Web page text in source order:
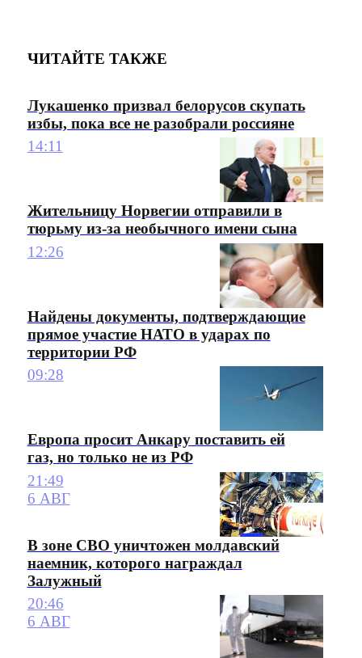
ЧИТАЙТЕ ТАКЖЕ
Лукашенко призвал белорусов скупать
избы, пока все не разобрали россияне
14:11
Жительницу Норвегии отправили в
тюрьму из-за необычного имени сына
12:26
Найдены документы, подтверждающие
прямое участие НАТО в ударах по
территории РФ
09:28
Европа просит Анкару поставить ей
газ, но только не из РФ
21:49
6 АВГ
В зоне СВО уничтожен молдавский
наемник, которого награждал
Залужный
20:46
6 АВГ